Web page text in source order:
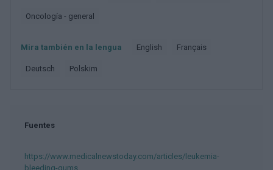
Oncología - general
Mira también en la lengua english français
deutsch polskim
Fuentes
https://www.medicalnewstoday.com/articles/leukemia-
bleeding-gums